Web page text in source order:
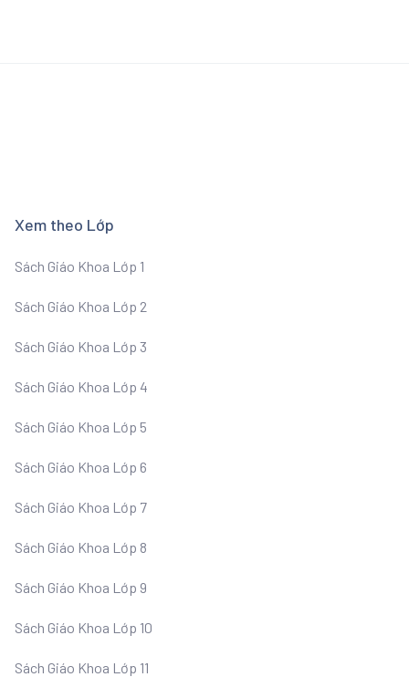
Xem theo Lớp
Sách Giáo Khoa Lớp 1
Sách Giáo Khoa Lớp 2
Sách Giáo Khoa Lớp 3
Sách Giáo Khoa Lớp 4
Sách Giáo Khoa Lớp 5
Sách Giáo Khoa Lớp 6
Sách Giáo Khoa Lớp 7
Sách Giáo Khoa Lớp 8
Sách Giáo Khoa Lớp 9
Sách Giáo Khoa Lớp 10
Sách Giáo Khoa Lớp 11